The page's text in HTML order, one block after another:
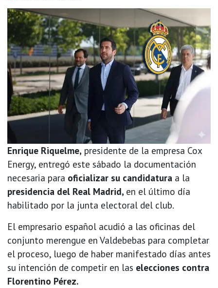
Enrique Riquelme, presidente de la empresa Cox
Energy, entregó este sábado la documentación
necesaria para oficializar su candidatura a la
presidencia del Real Madrid, en el último día
habilitado por la junta electoral del club.
El empresario español acudió a las oficinas del
conjunto merengue en Valdebebas para completar
el proceso, luego de haber manifestado días antes
su intención de competir en las elecciones contra
Florentino Pérez.